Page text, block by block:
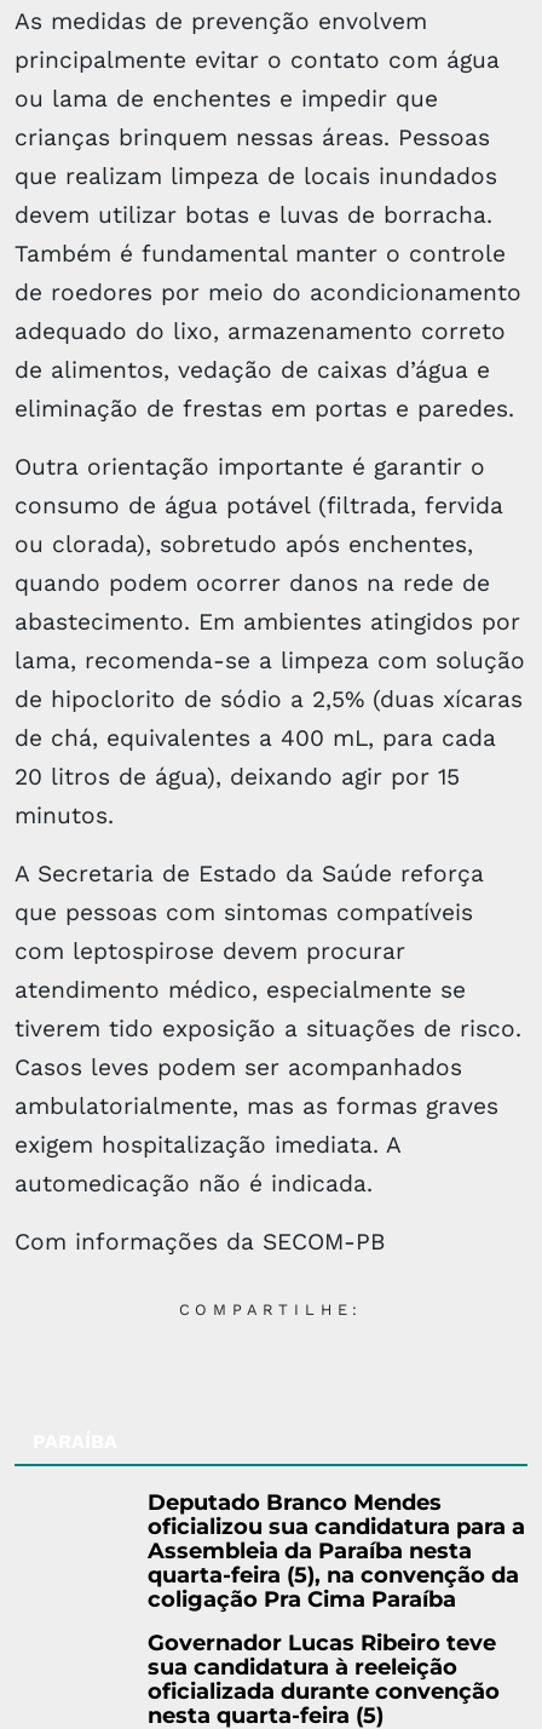
As medidas de prevenção envolvem
principalmente evitar o contato com água
ou lama de enchentes e impedir que
crianças brinquem nessas áreas. Pessoas
que realizam limpeza de locais inundados
devem utilizar botas e luvas de borracha.
Também é fundamental manter o controle
de roedores por meio do acondicionamento
adequado do lixo, armazenamento correto
de alimentos, vedação de caixas d’água e
eliminação de frestas em portas e paredes.
Outra orientação importante é garantir o
consumo de água potável (filtrada, fervida
ou clorada), sobretudo após enchentes,
quando podem ocorrer danos na rede de
abastecimento. Em ambientes atingidos por
lama, recomenda-se a limpeza com solução
de hipoclorito de sódio a 2,5% (duas xícaras
de chá, equivalentes a 400 mL, para cada
20 litros de água), deixando agir por 15
minutos.
A Secretaria de Estado da Saúde reforça
que pessoas com sintomas compatíveis
com leptospirose devem procurar
atendimento médico, especialmente se
tiverem tido exposição a situações de risco.
Casos leves podem ser acompanhados
ambulatorialmente, mas as formas graves
exigem hospitalização imediata. A
automedicação não é indicada.
Com informações da SECOM-PB
COMPARTILHE:
Deputado Branco Mendes
oficializou sua candidatura para a
Assembleia da Paraíba nesta
quarta-feira (5), na convenção da
coligação Pra Cima Paraíba
Governador Lucas Ribeiro teve
sua candidatura à reeleição
oficializada durante convenção
nesta quarta-feira (5)